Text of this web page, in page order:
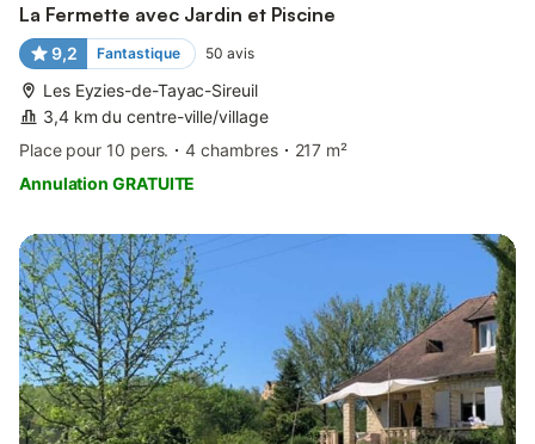
La Fermette avec Jardin et Piscine
9,2 Fantastique 50 avis
Les Eyzies-de-Tayac-Sireuil
3,4 km du centre-ville/village
Place pour 10 pers.
4 chambres
217 m²
Annulation GRATUITE